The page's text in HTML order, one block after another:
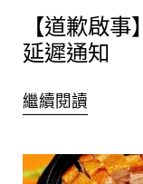
【道歉啟
延遲通知
繼續閱讀